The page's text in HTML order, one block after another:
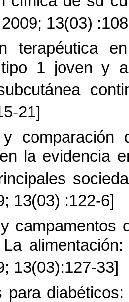
13(03)
terapéutica
1 joven y
21]
comparación
la evidencia
13(03) :122-6]
campamentos
La
13(03):127-33]
para